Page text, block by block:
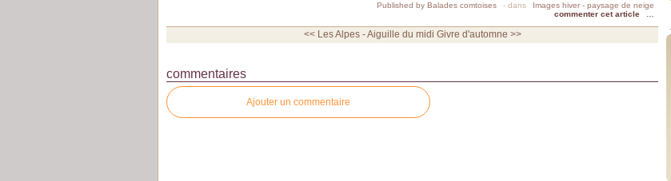
Published by Balades comtoises - dans
Images hiver - paysage de neige
commenter cet article
<< Les Alpes - Aiguille du midi Givre d'automne >>
commentaires
Ajouter un commentaire